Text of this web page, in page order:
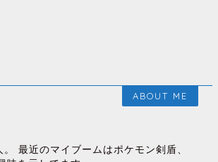
ABOUT ME
最近のマイブームはポケモン剣盾、